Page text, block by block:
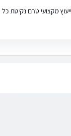
מקצועי טרם נקיטת